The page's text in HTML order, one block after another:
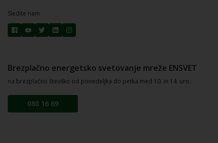
Sledite nam
Brezplačno energetsko svetovanje mreže ENSVET
na brezplačno številko od ponedeljka do petka med 10. in 14. uro.
080 16 69